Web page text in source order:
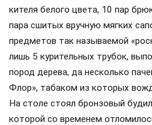
кителя белого цвета, 10 пар
пара сшитых вручную мягких
предметов так называемой
лишь 5 курительных трубок,
пород дерева, да несколько
Флор», табаком из которых
На столе стоял бронзовый
которой со временем